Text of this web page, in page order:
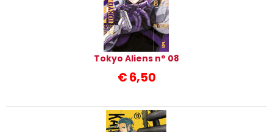
Tokyo Aliens n° 08
€6,50